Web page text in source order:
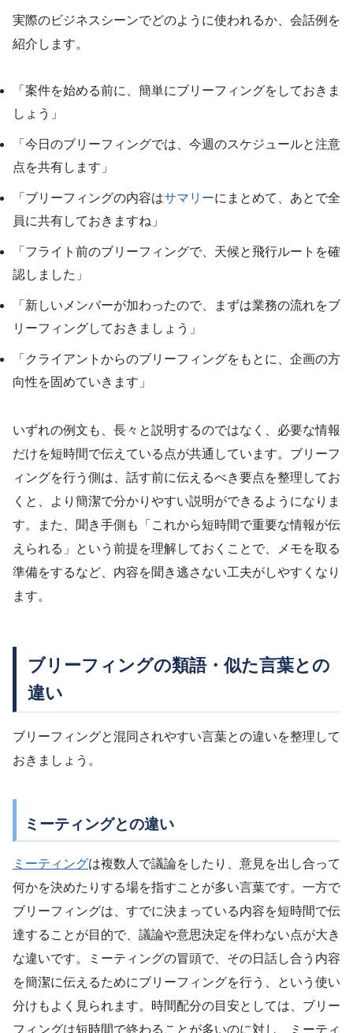
実際のビジネスシーンでどのように使われるか、会話例を
紹介します。
「案件を始める前に、簡単にブリーフィングをしておきま
しょう」
「今日のブリーフィングでは、今週のスケジュールと注意
点を共有します」
「ブリーフィングの内容はサマリーにまとめて、あとで全
員に共有しておきますね」
「フライト前のブリーフィングで、天候と飛行ルートを確
認しました」
「新しいメンバーが加わったので、まずは業務の流れをブ
リーフィングしておきましょう」
「クライアントからのブリーフィングをもとに、企画の方
向性を固めていきます」
いずれの例文も、長々と説明するのではなく、必要な情報
だけを短時間で伝えている点が共通しています。ブリーフ
ィングを行う側は、話す前に伝えるべき要点を整理してお
くと、より簡潔で分かりやすい説明ができるようになりま
す。また、聞き手側も「これから短時間で重要な情報が伝
えられる」という前提を理解しておくことで、メモを取る
準備をするなど、内容を聞き逃さない工夫がしやすくなり
ます。
ブリーフィングの類語・似た言葉との
違い
ブリーフィングと混同されやすい言葉との違いを整理して
おきましょう。
ミーティングとの違い
ミーティングは複数人で議論をしたり、意見を出し合って
何かを決めたりする場を指すことが多い言葉です。一方で
ブリーフィングは、すでに決まっている内容を短時間で伝
達することが目的で、議論や意思決定を伴わない点が大き
な違いです。ミーティングの冒頭で、その日話し合う内容
を簡潔に伝えるためにブリーフィングを行う、という使い
分けもよく見られます。時間配分の目安としては、ブリー
フィングは短時間で終わることが多いのに対し、ミーティ